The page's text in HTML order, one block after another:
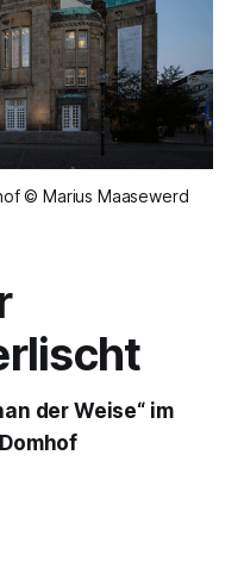
© Marius Maasewerd
der Weise“im